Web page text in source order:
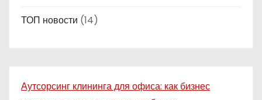
ТОП новости (14)
Аутсорсинг клининга для офиса: как бизнес